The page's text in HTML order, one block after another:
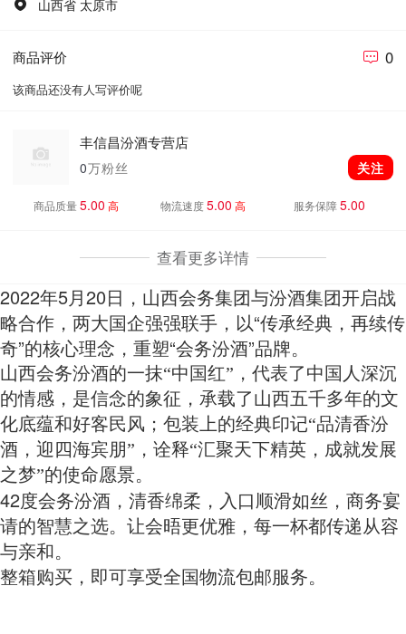
山西省 太原市
商品评价 0
该商品还没有人写评价呢
丰信昌汾酒专营店
0万粉丝 关注
商品质量5.00 高 物流速度5.00 高 服务保障5.00
查看更多详情
2022年5月20日，山西会务集团与汾酒集团开启战
略合作，两大国企强强联手，以“传承经典，再续传
奇”的核心理念，重塑“会务汾酒”品牌。
山西会务汾酒的一抹“中国红”，代表了中国人深沉
的情感，是信念的象征，承载了山西五千多年的文
化底蕴和好客民风；包装上的经典印记“品清香汾
酒，迎四海宾朋”，诠释“汇聚天下精英，成就发展
之梦”的使命愿景。
42度会务汾酒，清香绵柔，入口顺滑如丝，商务宴
请的智慧之选。让会晤更优雅，每一杯都传递从容
与亲和。
整箱购买，即可享受全国物流包邮服务。